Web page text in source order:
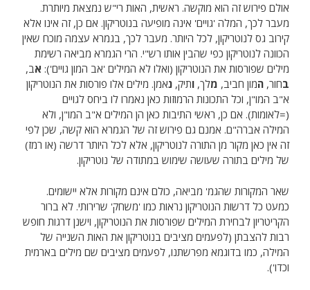
אולם פירוש זה הוא מוקשה. ראשית, האות רי"ש נמצאת מיותרת.
מעבר לכך, המלה 'גויים' אינה מופיעה בנוטריקון. אם כן, זה אינו אלא
קירוב גס לנוטריקון, לכל היותר. מעבר לכך, בגמרא עצמה מוכח שאין
הכוונה לנוטריקון כפי שהבין אותו רש"י. הרי הגמרא מביאה רשימת
מילים שפורסות את הנוטריקון (ואלו לא המילים 'אב המון גויים'): אב,
בחור, המון חביב, מלך, ותיק, נאמן. מילים אלו פורסות את הנוטריקון
א"ב המו"ן, וכל התכונות הרמוזות כאן נאמרו לו ביחס לגויים
(=לאומות). אם כן, ראשי התיבות כאן הן המילים א"ב המו"ן, ולא
המילה אברה"ם. אמנם גם פירוש זה של הגמרא הוא קשה, שכן לפי
זה אין כאן מקור מן התורה לנוטריקון, אלא לכל היותר דרשה (או רמז)
של מילים בתורה שעושה שימוש במתודה של נוטריקון.
שאר המקורות שהגמ' מביאה, כולם אינם מקורות אלא יישומים.
כמעט כל דרשות הנוטריקון נראות כמו 'משחק' שרירותי. לא ברור
הקריטריון לבחירת המילים שפורסות את הנוטריקון, וישנן דרגות חופש
רבות להצבתן (לפעמים מציבים בנוטריקון את האות השנייה של
המילה, כמו בדוגמא מפרשתנו, לפעמים מציבים שם מילים בארמית
וכדו').